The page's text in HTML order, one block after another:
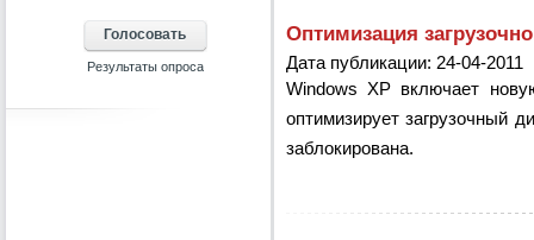
Оптимизация
Дата публикации: 24-04-2011
Windows XP включает
оптимизирует загрузочный
заблокирована.